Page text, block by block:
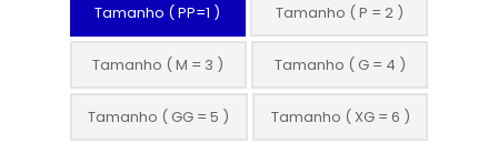
Tamanho ( PP=1 ) Tamanho ( P = 2 )
Tamanho ( M = 3 ) Tamanho ( G = 4 )
Tamanho ( GG = 5 ) Tamanho ( XG = 6 )